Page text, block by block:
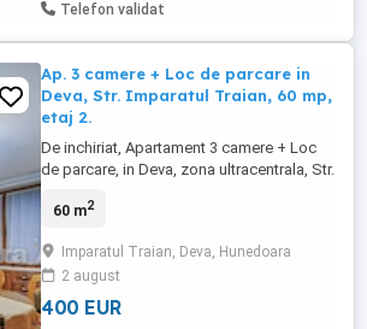
Telefon validat
Ap. 3 camere + Loc de parcare in
Deva, Str. Imparatul Traian, 60 mp,
etaj 2.
De inchiriat, Apartament 3 camere + Loc
de parcare, in Deva, zona ultracentrala, Str.
semidecomandat, etaj 2, bloc de
mijlocul blocului, centrala termica,
semineu electric, aer conditionat, geamuri
termopan, incalzire in pardoseala peste ...
60 m2
Imparatul Traian, Deva, Hunedoara
2 august
400 EUR